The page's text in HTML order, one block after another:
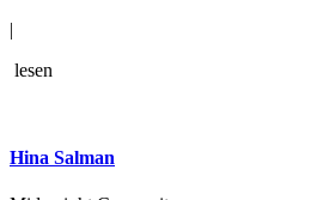
|
lesen
Hina Salman